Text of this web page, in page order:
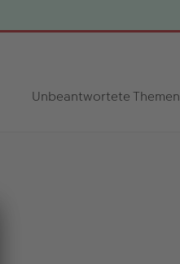
Unbeantwortete Themen